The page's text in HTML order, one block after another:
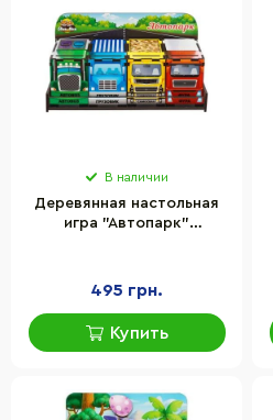
В наличии
Деревянная настольная
игра "Автопарк"
495 грн.
Купить